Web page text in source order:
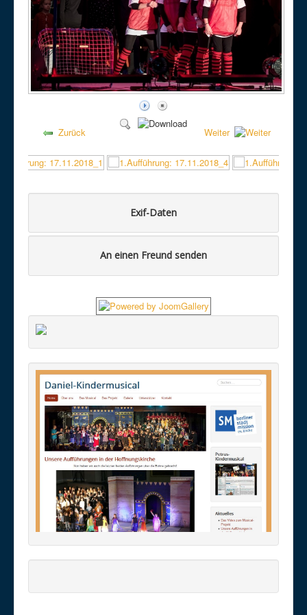
Zurück Weiter
Exif-Daten
An einen Freund senden